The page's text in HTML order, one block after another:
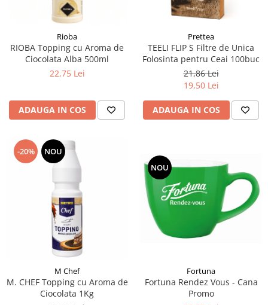
Rioba
RIOBA Topping cu Aroma de
Ciocolata Alba 500ml
22,75 Lei
ADAUGA IN COS
Prettea
TEELI FLIP S Filtre de Unica
Folosinta pentru Ceai 100buc
21,86 Lei
19,50 Lei
ADAUGA IN COS
-20% NOU
M Chef
M. CHEF Topping cu Aroma de
Ciocolata 1Kg
NOU
Fortuna
Fortuna Rendez Vous - Cana
Promo